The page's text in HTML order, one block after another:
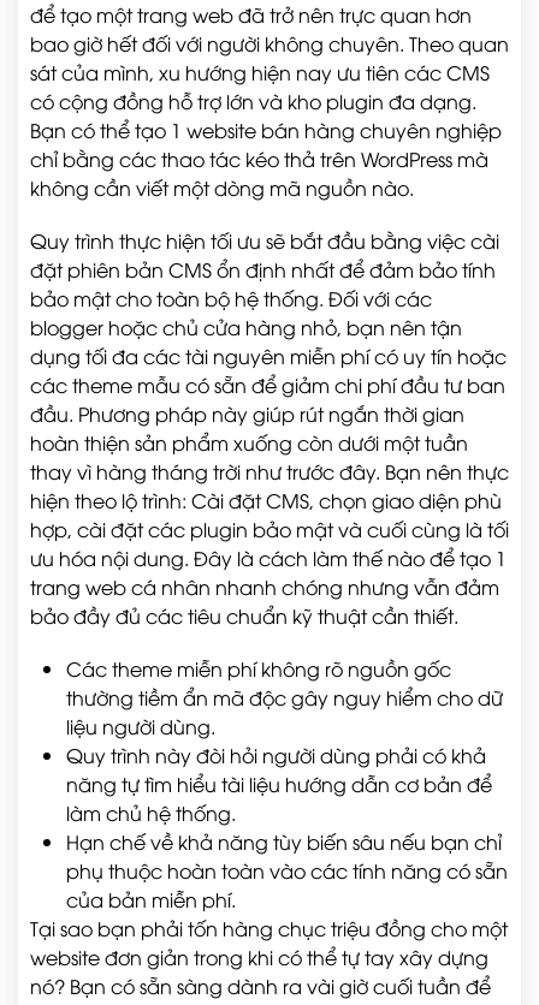
để tạo một trang web đã trở nên trực quan hơn
bao giờ hết đối với người không chuyên. Theo quan
sát của mình, xu hướng hiện nay ưu tiên các CMS
có cộng đồng hỗ trợ lớn và kho plugin đa dạng.
Bạn có thể tạo 1 website bán hàng chuyên nghiệp
chỉ bằng các thao tác kéo thả trên WordPress mà
không cần viết một dòng mã nguồn nào.
Quy trình thực hiện tối ưu sẽ bắt đầu bằng việc cài
đặt phiên bản CMS ổn định nhất để đảm bảo tính
bảo mật cho toàn bộ hệ thống. Đối với các
blogger hoặc chủ cửa hàng nhỏ, bạn nên tận
dụng tối đa các tài nguyên miễn phí có uy tín hoặc
các theme mẫu có sẵn để giảm chi phí đầu tư ban
đầu. Phương pháp này giúp rút ngắn thời gian
hoàn thiện sản phẩm xuống còn dưới một tuần
thay vì hàng tháng trời như trước đây. Bạn nên thực
hiện theo lộ trình: Cài đặt CMS, chọn giao diện phù
hợp, cài đặt các plugin bảo mật và cuối cùng là tối
ưu hóa nội dung. Đây là cách làm thế nào để tạo 1
trang web cá nhân nhanh chóng nhưng vẫn đảm
bảo đầy đủ các tiêu chuẩn kỹ thuật cần thiết.
Các theme miễn phí không rõ nguồn gốc
thường tiềm ẩn mã độc gây nguy hiểm cho dữ
liệu người dùng.
Quy trình này đòi hỏi người dùng phải có khả
năng tự tìm hiểu tài liệu hướng dẫn cơ bản để
làm chủ hệ thống.
Hạn chế về khả năng tùy biến sâu nếu bạn chỉ
phụ thuộc hoàn toàn vào các tính năng có sẵn
của bản miễn phí.
Tại sao bạn phải tốn hàng chục triệu đồng cho một
website đơn giản trong khi có thể tự tay xây dựng
nó? Bạn có sẵn sàng dành ra vài giờ cuối tuần để